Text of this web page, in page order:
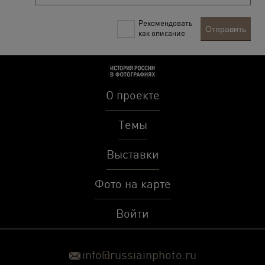
Рекомендовать
как описание
Отправить
О проекте
Темы
Выставки
Фото на карте
Войти
info@russiainphoto.ru